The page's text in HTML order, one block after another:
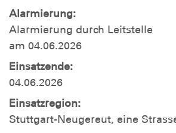
Alarmierung:
Alarmierung durch Leitstelle
am 04.06.2026
Einsatzende:
04.06.2026
Einsatzregion:
Stuttgart-Neugereut, eine